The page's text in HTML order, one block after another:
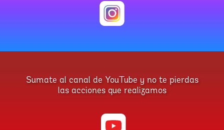
Sumate al canal de YouTube y no te pierdas
las acciones que realizamos